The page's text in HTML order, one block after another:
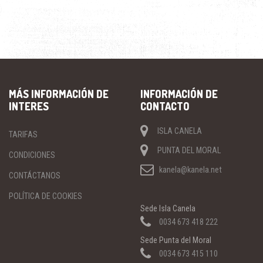
en
MÁS INFORMACIÓN DE
INTERES
TARIFAS
CONDICIONES
CONTÁCTANOS
POLÍTICA DE COOKIES
INFORMACIÓN DE
CONTACTO
ISLA CANELA
PUNTA DEL MORAL
kanela@kanela.net
Sede Isla Canela
0034 673 418 222
Sede Punta del Moral
0034 673 415 110